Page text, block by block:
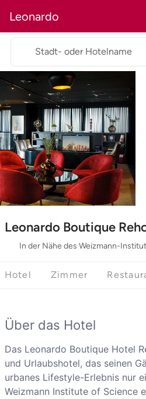
Leonardo
Leonardo Boutique
In der Nähe des Weizmann-
Stadt- oder Hotelname
Hotel Zimmer
Über das Hotel
Das Leonardo Boutique Hotel
und Urlaubshotel, das seinen
urbanes Lifestyle-Erlebnis nur
Weizmann Institute of Science